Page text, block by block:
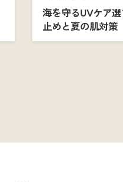
海を守るUVケア
止めと夏の肌対策